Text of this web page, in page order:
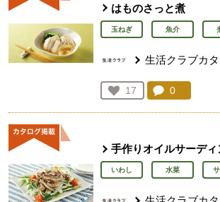
はものさっと煮
玉ねぎ 魚介
生活クラブカ
お気に入り登録：
17
人が登録
コメント：
0
手作りオイルサーデ
いわし 水菜